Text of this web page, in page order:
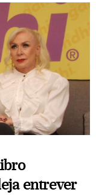
entrever